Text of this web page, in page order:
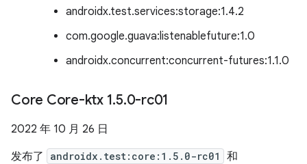
androidx.test.services:storage:1.4.2
com.google.guava:listenablefuture:1.0
androidx.concurrent:concurrent-futures:1.1.0
Core Core-ktx 1.5.0-rc01
2022 年 10 月 26 日
发布了
androidx.test:core:1.5.0-rc01 和